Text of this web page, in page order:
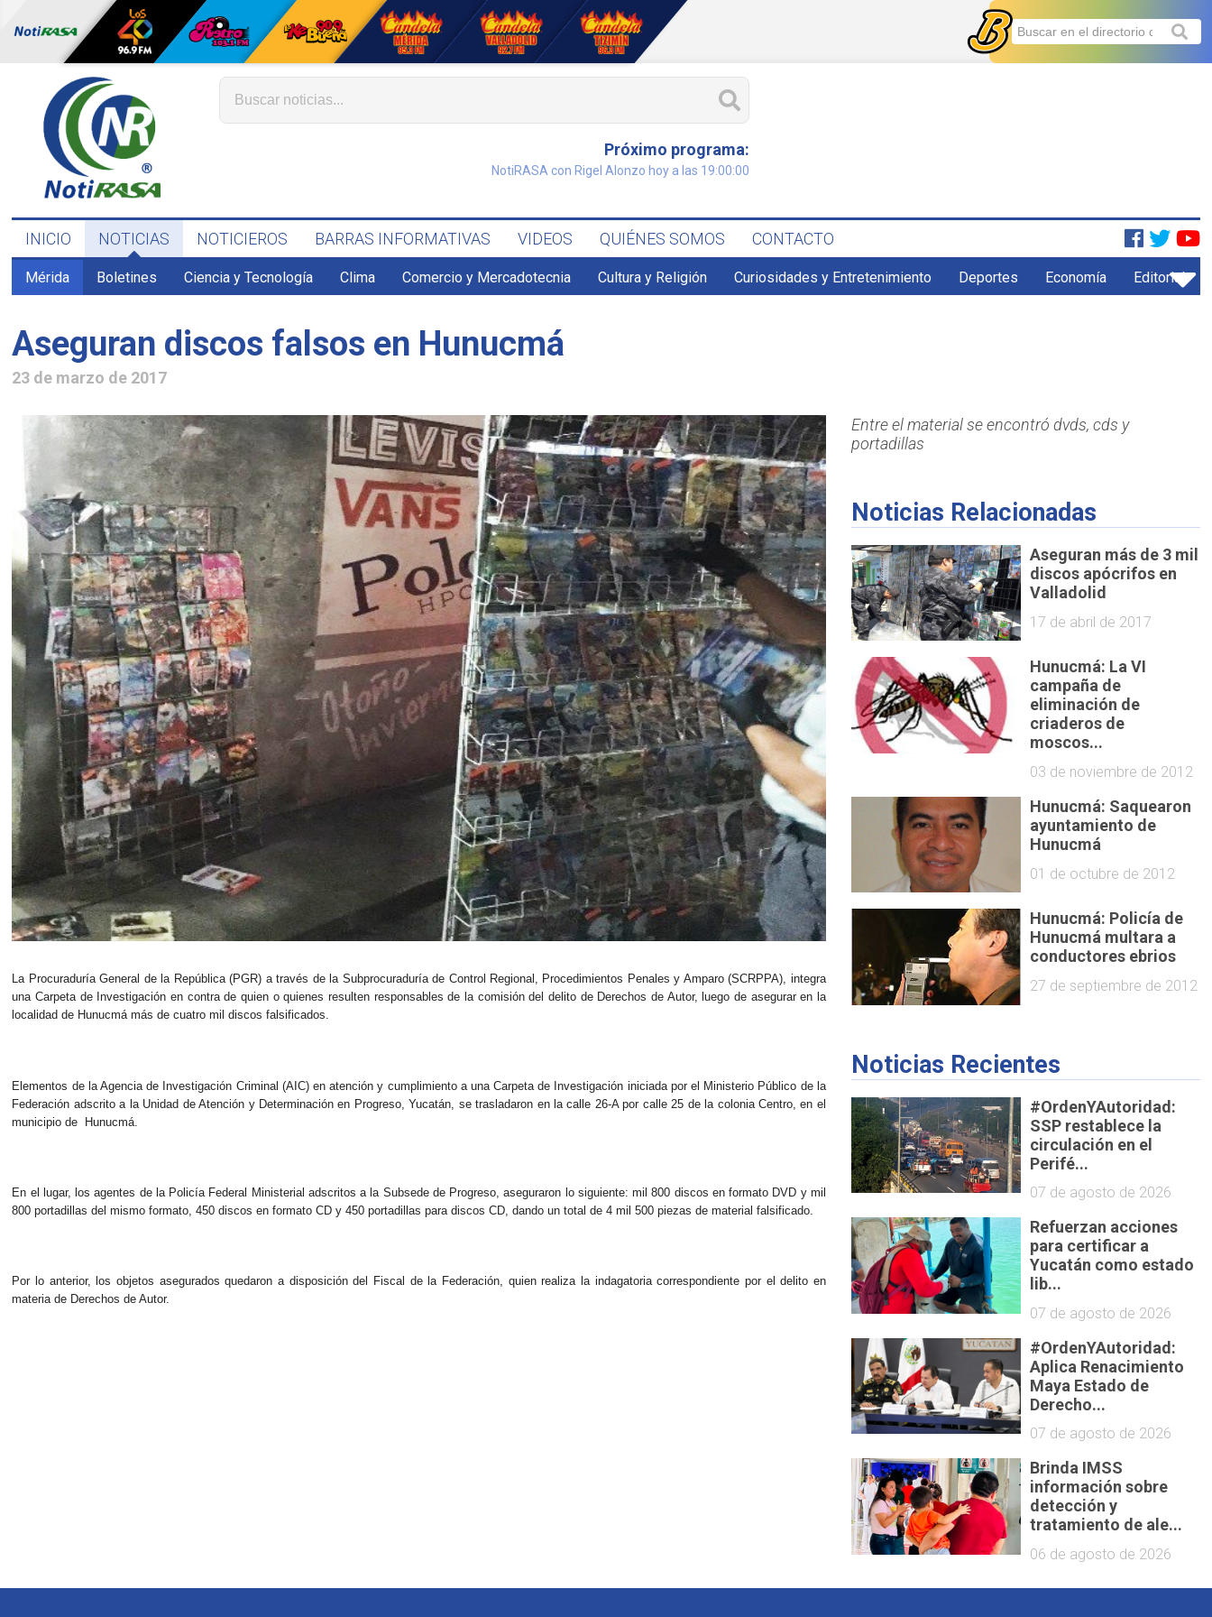
Próximo programa:
NotiRASA con Rigel Alonzo hoy a las 19:00:00
INICIO NOTICIAS NOTICIEROS BARRAS INFORMATIVAS VIDEOS QUIÉNES SOMOS CONTACTO
Mérida Boletines Ciencia y Tecnología Clima Comercio y Mercadotecnia Cultura y Religión Curiosidades y Entretenimiento Deportes Economía Editorial
Aseguran discos falsos en Hunucmá
23 de marzo de 2017
La Procuraduría General de la República (PGR) a través de la Subprocuraduría de Control Regional, Procedimientos Penales y Amparo (SCRPPA), integra
una Carpeta de Investigación en contra de quien o quienes resulten responsables de la comisión del delito de Derechos de Autor, luego de asegurar en la
localidad de Hunucmá más de cuatro mil discos falsificados.
Elementos de la Agencia de Investigación Criminal (AIC) en atención y cumplimiento a una Carpeta de Investigación iniciada por el Ministerio Público de la
Federación adscrito a la Unidad de Atención y Determinación en Progreso, Yucatán, se trasladaron en la calle 26-A por calle 25 de la colonia Centro, en el
municipio de Hunucmá.
En el lugar, los agentes de la Policía Federal Ministerial adscritos a la Subsede de Progreso, aseguraron lo siguiente: mil 800 discos en formato DVD y mil
800 portadillas del mismo formato, 450 discos en formato CD y 450 portadillas para discos CD, dando un total de 4 mil 500 piezas de material falsificado.
Por lo anterior, los objetos asegurados quedaron a disposición del Fiscal de la Federación, quien realiza la indagatoria correspondiente por el delito en
materia de Derechos de Autor.
Entre el material se encontró dvds, cds y
portadillas
Noticias Relacionadas
Aseguran más de 3 mil
discos apócrifos en
Valladolid
17 de abril de 2017
Hunucmá: La VI
campaña de
eliminación de
criaderos de
moscos...
03 de noviembre de 2012
Hunucmá: Saquearon
ayuntamiento de
Hunucmá
01 de octubre de 2012
Hunucmá: Policía de
Hunucmá multara a
conductores ebrios
27 de septiembre de 2012
Noticias Recientes
#OrdenYAutoridad:
SSP restablece la
circulación en el
Perifé...
07 de agosto de 2026
Refuerzan acciones
para certificar a
Yucatán como estado
lib...
07 de agosto de 2026
#OrdenYAutoridad:
Aplica Renacimiento
Maya Estado de
Derecho...
07 de agosto de 2026
Brinda IMSS
información sobre
detección y
tratamiento de ale...
06 de agosto de 2026